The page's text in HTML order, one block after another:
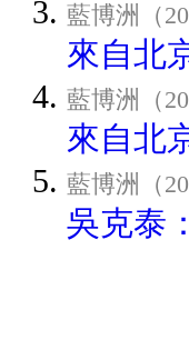
藍博洲（
來自北
藍博洲（
來自北
藍博洲（
吳克泰